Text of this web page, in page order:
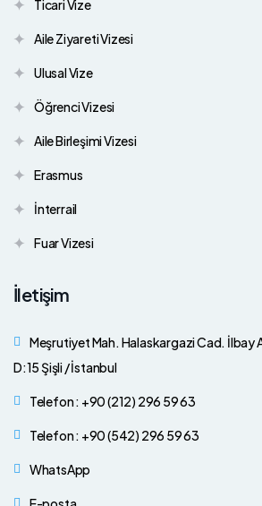
Ticari Vize
Aile Ziyareti Vizesi
Ulusal Vize
Öğrenci Vizesi
Aile Birleşimi Vizesi
Erasmus
İnterrail
Fuar Vizesi
İletişim
Meşrutiyet Mah. Halaskargazi Cad. İlbay
D:15 Şişli / İstanbul
Telefon : +90 (212) 296 59 63
Telefon : +90 (542) 296 59 63
WhatsApp